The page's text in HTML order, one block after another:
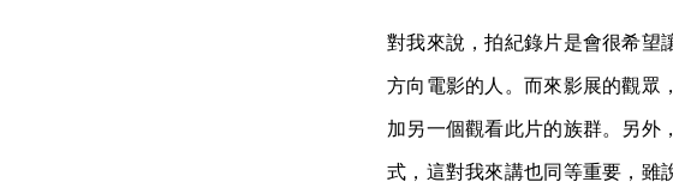
對我來說，拍紀錄片是會很希望
方向電影的人。而來影展的觀眾
加另一個觀看此片的族群。另外
式，這對我來講也同等重要，雖